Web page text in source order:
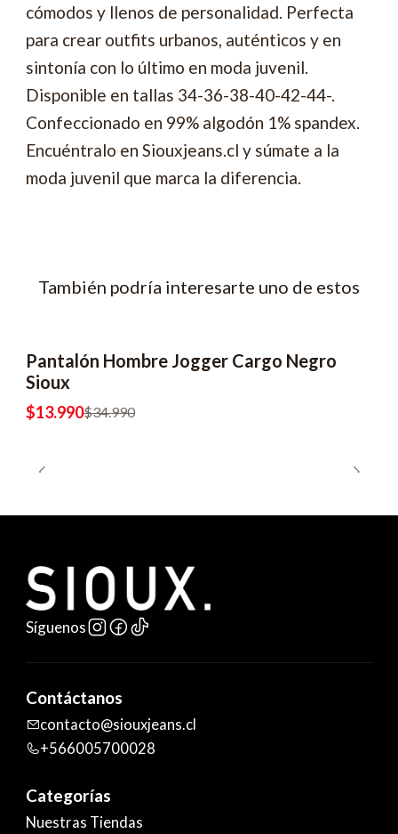
cómodos y llenos de personalidad. Perfecta
para crear outfits urbanos, auténticos y en
sintonía con lo último en moda juvenil.
Disponible en tallas 34-36-38-40-42-44-.
Confeccionado en 99% algodón 1% spandex.
Encuéntralo en Siouxjeans.cl y súmate a la
moda juvenil que marca la diferencia.
También podría interesarte uno de estos
-60% OFF
Pantalón Hombre Jogger Cargo Negro
Sioux
$13.990$34.990
Síguenos
Contáctanos
contacto@siouxjeans.cl
+566005700028
Categorías
Nuestras Tiendas